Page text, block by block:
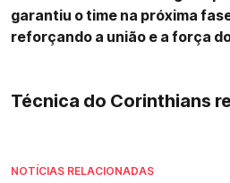
garantiu o time na próxima
reforçando a união e a força
Técnica do Corinthians
NOTÍCIAS RELACIONADAS